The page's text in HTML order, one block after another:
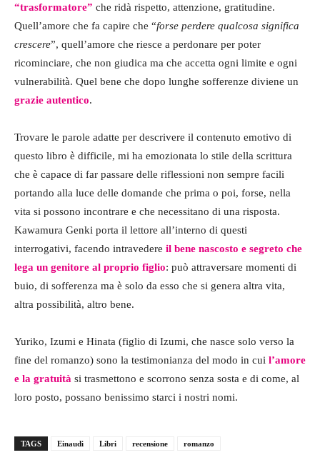
“trasformatore” che ridà rispetto, attenzione, gratitudine.
Quell’amore che fa capire che “forse perdere qualcosa significa
crescere”, quell’amore che riesce a perdonare per poter
ricominciare, che non giudica ma che accetta ogni limite e ogni
vulnerabilità. Quel bene che dopo lunghe sofferenze diviene un
grazie autentico.
Trovare le parole adatte per descrivere il contenuto emotivo di
questo libro è difficile, mi ha emozionata lo stile della scrittura
che è capace di far passare delle riflessioni non sempre facili
portando alla luce delle domande che prima o poi, forse, nella
vita si possono incontrare e che necessitano di una risposta.
Kawamura Genki porta il lettore all’interno di questi
interrogativi, facendo intravedere il bene nascosto e segreto che
lega un genitore al proprio figlio: può attraversare momenti di
buio, di sofferenza ma è solo da esso che si genera altra vita,
altra possibilità, altro bene.
Yuriko, Izumi e Hinata (figlio di Izumi, che nasce solo verso la
fine del romanzo) sono la testimonianza del modo in cui l’amore
e la gratuità si trasmettono e scorrono senza sosta e di come, al
loro posto, possano benissimo starci i nostri nomi.
TAGS Einaudi Libri recensione romanzo